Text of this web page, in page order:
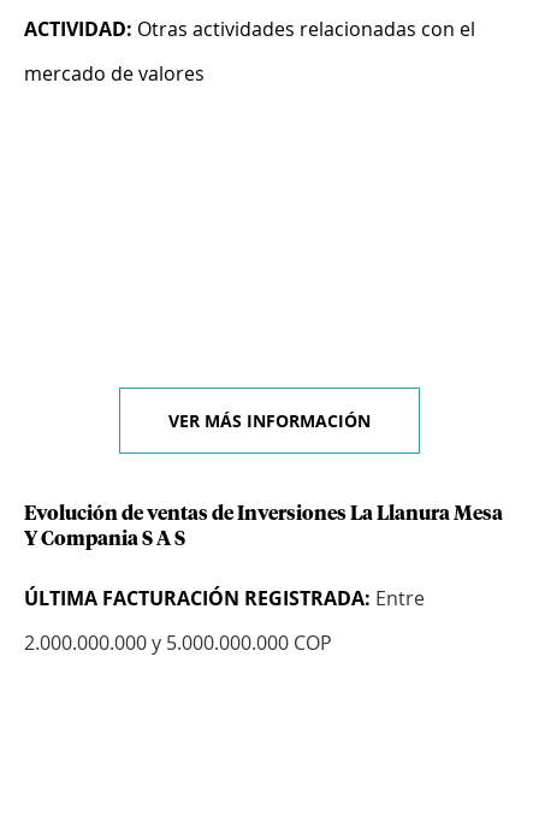
ACTIVIDAD: Otras actividades relacionadas con el
mercado de valores
VER MÁS INFORMACIÓN
Evolución de ventas de Inversiones La Llanura Mesa
Y Compania S A S
ÚLTIMA FACTURACIÓN REGISTRADA: Entre
2.000.000.000 y 5.000.000.000 COP